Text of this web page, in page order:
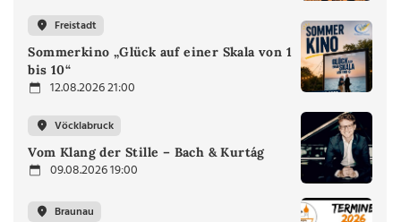
Freistadt
Sommerkino „Glück auf einer Skala von 1
bis 10“
12.08.2026 21:00
Vöcklabruck
Vom Klang der Stille – Bach & Kurtág
09.08.2026 19:00
Braunau